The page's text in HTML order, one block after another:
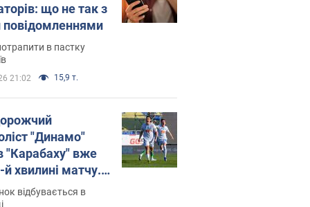
що не так з
в пастку
21:02 15,9 т.
"Динамо"
"Карабаху" вже
й хвилині матчу.
відбувається в